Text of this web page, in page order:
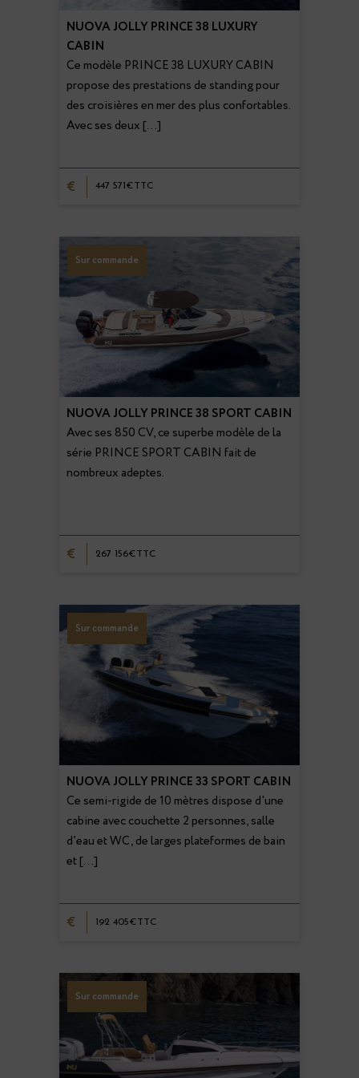
NUOVA JOLLY PRINCE 38 LUXURY
CABIN
Ce modèle PRINCE 38 LUXURY CABIN
propose des prestations de standing pour
des croisières en mer des plus confortables.
Avec ses deux […]
€ 447 571€TTC
Sur commande
NUOVA JOLLY PRINCE 38 SPORT CABIN
Avec ses 850 CV, ce superbe modèle de la
série PRINCE SPORT CABIN fait de
nombreux adeptes.
€ 267 156€TTC
Sur commande
NUOVA JOLLY PRINCE 33 SPORT CABIN
Ce semi-rigide de 10 mètres dispose d'une
cabine avec couchette 2 personnes, salle
d’eau et WC, de larges plateformes de bain
et […]
€ 192 405€TTC
Sur commande